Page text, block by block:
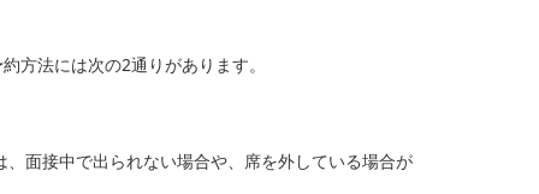
方法には次の2通りがあります。
面接中で出られない場合や、席を外している場合が